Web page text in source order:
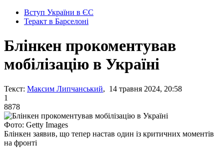
Вступ України в ЄС
Теракт в Барселоні
Блінкен прокоментував
мобілізацію в Україні
Текст: Максим Липчанський, 14 травня 2024, 20:58
1
8878
Фото: Getty Images
Блінкен заявив, що тепер настав один із критичних моментів
на фронті